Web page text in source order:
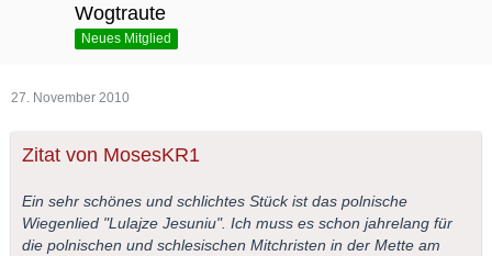
Wogtraute
Neues Mitglied
27. November 2010
Zitat von MosesKR1
Ein sehr schönes und schlichtes Stück ist das polnische
Wiegenlied "Lulajze Jesuniu". Ich muss es schon jahrelang für
die polnischen und schlesischen Mitchristen in der Mette am